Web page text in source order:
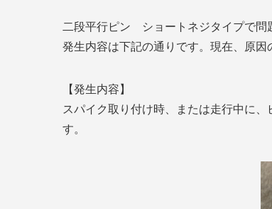
二段平行ピン ショートネジタイプで問
発生内容は下記の通りです。現在、原因
【発生内容】
スパイク取り付け時、または走行中に
す。